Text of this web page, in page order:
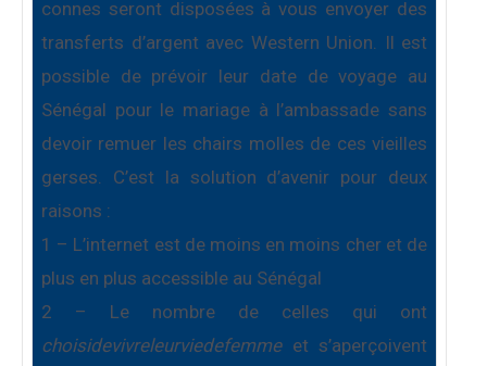
connes seront disposées à vous envoyer des
transferts d’argent avec Western Union. Il est
possible de prévoir leur date de voyage au
Sénégal pour le mariage à l’ambassade sans
devoir remuer les chairs molles de ces vieilles
gerses. C’est la solution d’avenir pour deux
raisons :
1 – L’internet est de moins en moins cher et de
plus en plus accessible au Sénégal
2 – Le nombre de celles qui ont
choisidevivreleurviedefemmeet s’aperçoivent